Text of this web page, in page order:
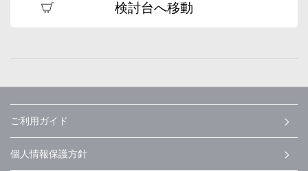
検討台へ移動
ご利用ガイド
個人情報保護方針